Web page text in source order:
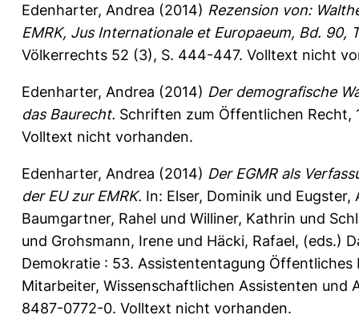
Edenharter, Andrea (2014) Rezension von:
EMRK, Jus Internationale et Europaeum, Bd. 90,
Völkerrechts 52 (3), S. 444-447. Volltext nicht
Edenharter, Andrea (2014) Der demografische
das Baurecht. Schriften zum Öffentlichen Recht,
Volltext nicht vorhanden.
Edenharter, Andrea (2014) Der EGMR als
der EU zur EMRK. In: Elser, Dominik und Eugster,
Baumgartner, Rahel und Williner, Kathrin und
und Grohsmann, Irene und Häcki, Rafael, (eds.)
Demokratie : 53. Assistententagung
Mitarbeiter, Wissenschaftlichen Assistenten und
8487-0772-0. Volltext nicht vorhanden.